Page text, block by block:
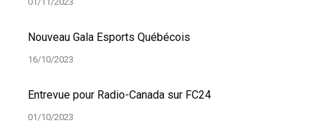
Nouveau Gala Esports Québécois
16/10/2023
Entrevue pour Radio-Canada sur FC24
01/10/2023